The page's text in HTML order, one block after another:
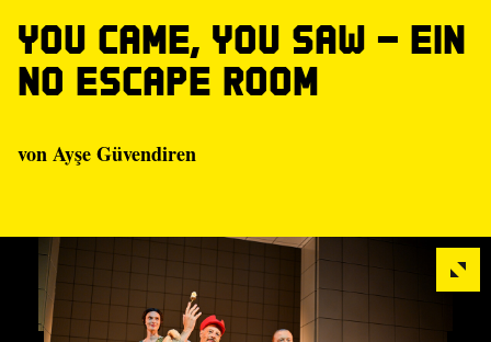
You came, you saw – Ein
No Escape Room
vonAyşe Güvendiren